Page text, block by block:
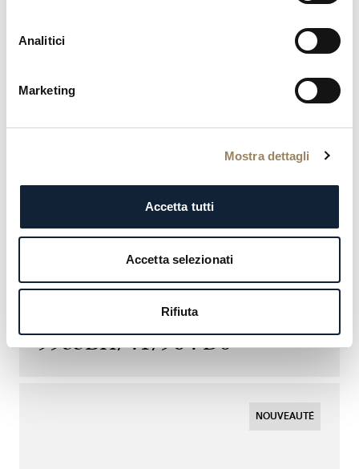
Analitici
Marketing
Mostra dettagli
Accetta tutti
Accetta selezionati
Rifiuta
9935BH/4Y/964 D0
NOUVEAUTÉ
NOUVEAUTÉ